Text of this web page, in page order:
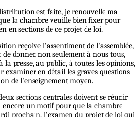
est faite, je renouvelle ma
la chambre veuille bien fixer pour
en sections de ce projet de loi.
reçoive l'assentiment de l'assemblée,
donner, non seulement à nous tous,
la presse, au public, à toutes les opinions,
examiner en détail les graves questions
de l'enseignement moyen.
sections centrales doivent se réunir
encore un motif pour que la chambre
prochain, l'examen du projet de loi qui